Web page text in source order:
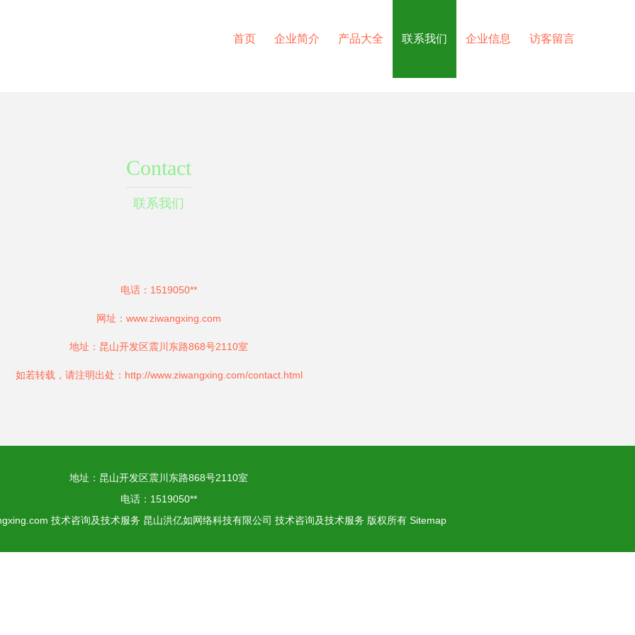
首页 企业简介 产品大全 联系我们 企业信息 访客留言
Contact
联系我们
电话：1519050**
网址： www.ziwangxing.com
地址：昆山开发区震川东路868号2110室
如若转载，请注明出处：http://www.ziwangxing.com/contact.html
地址：昆山开发区震川东路868号2110室
电话：1519050**
技术咨询及技术服务 昆山洪亿如网络科技有限公司 技术咨询及技术服务 版权所有 Sitemap